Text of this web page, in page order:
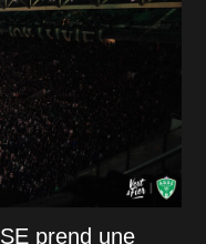
prend une